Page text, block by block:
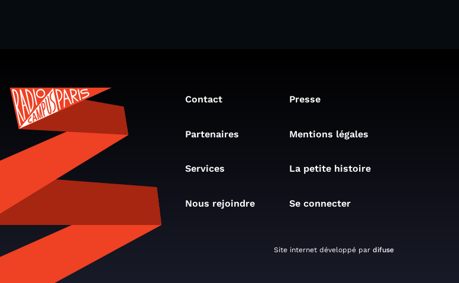
Contact Presse
Partenaires Mentions légales
Services La petite histoire
Nous rejoindre Se connecter
Site internet développé par difuse